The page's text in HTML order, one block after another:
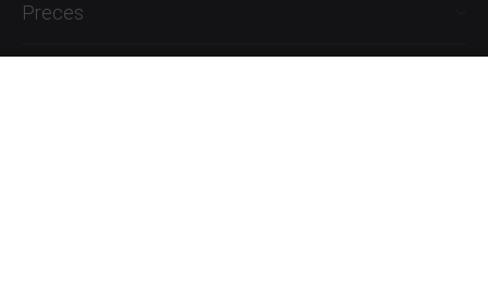
Preces